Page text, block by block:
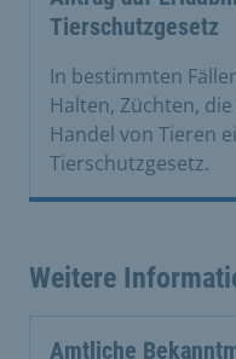
Tierschutzgesetz
In bestimmten
Halten, Züchten,
Handel von Tieren
Tierschutzgesetz.
Weitere
Amtliche